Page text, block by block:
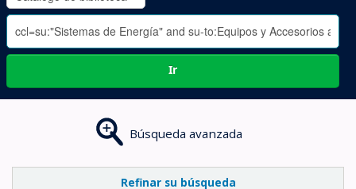
-
Ir
Búsqueda avanzada
Refinar su búsqueda